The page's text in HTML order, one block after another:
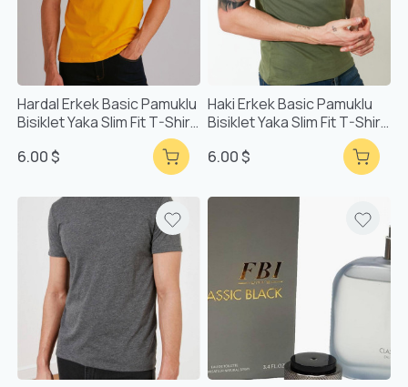
Hardal Erkek Basic Pamuklu
Bisiklet Yaka Slim Fit T-Shirt
6.00 $
Haki Erkek Basic Pamuklu
Bisiklet Yaka Slim Fit T-Shirt
6.00 $